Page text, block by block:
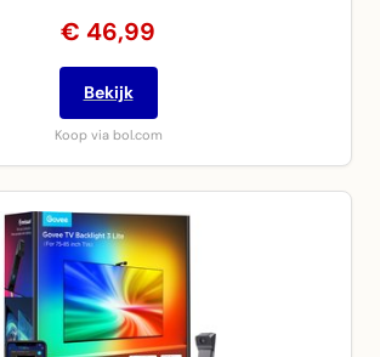
€ 46,99
Bekijk
Koop via bol.com